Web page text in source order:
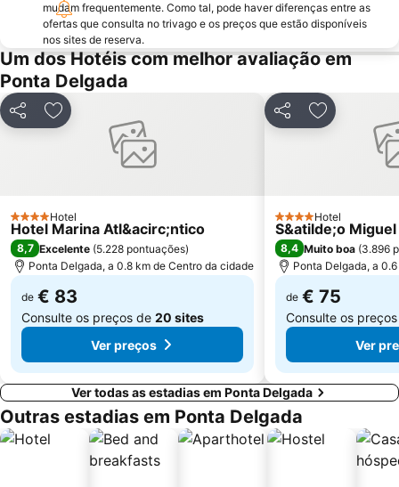
mudam frequentemente. Como tal, pode haver diferenças entre as
ofertas que consulta no trivago e os preços que estão disponíveis
nos sites de reserva.
Um dos Hotéis com melhor avaliação em
Ponta Delgada
PartilharAdicionar aos favoritos
4 Estrelas
Hotel
Hotel Marina Atl&acirc;ntico
8,7 Excelente (5.228 pontuações)
Ponta Delgada, a 0.8 km de Centro da cidade
de € 83
Consulte os preços de 20 sites
Ver preços
PartilharAdicionar
4 Estrelas
Hotel
S&atilde;o
8,4 Muito boa (3.896
Ponta Delgada, a
de € 75
Consulte os
Ver
Ver todas as estadias em Ponta Delgada
Outras estadias em Ponta Delgada